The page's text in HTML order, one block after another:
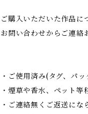
ご購入いただいた作品に
お問い合わせからご連絡
・ご使用済み(タグ、パ
・煙草や香水、ペット等
・ご連絡無くご返送にな